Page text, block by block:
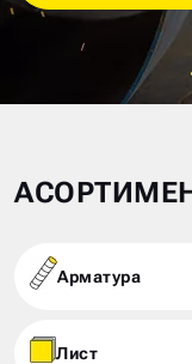
Арматура
Лист